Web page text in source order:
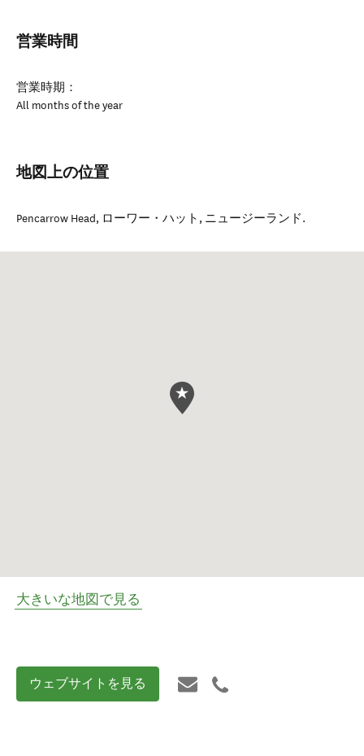
営業時間
営業時期：
All months of the year
地図上の位置
Pencarrow Head, ローワー・ハット , ニュージーランド.
大きいな地図で見る
ウェブサイトを見る